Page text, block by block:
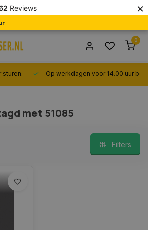
Reviews ×
0
sturen. Op werkdagen voor 14.00 uur
met 51085
Filters